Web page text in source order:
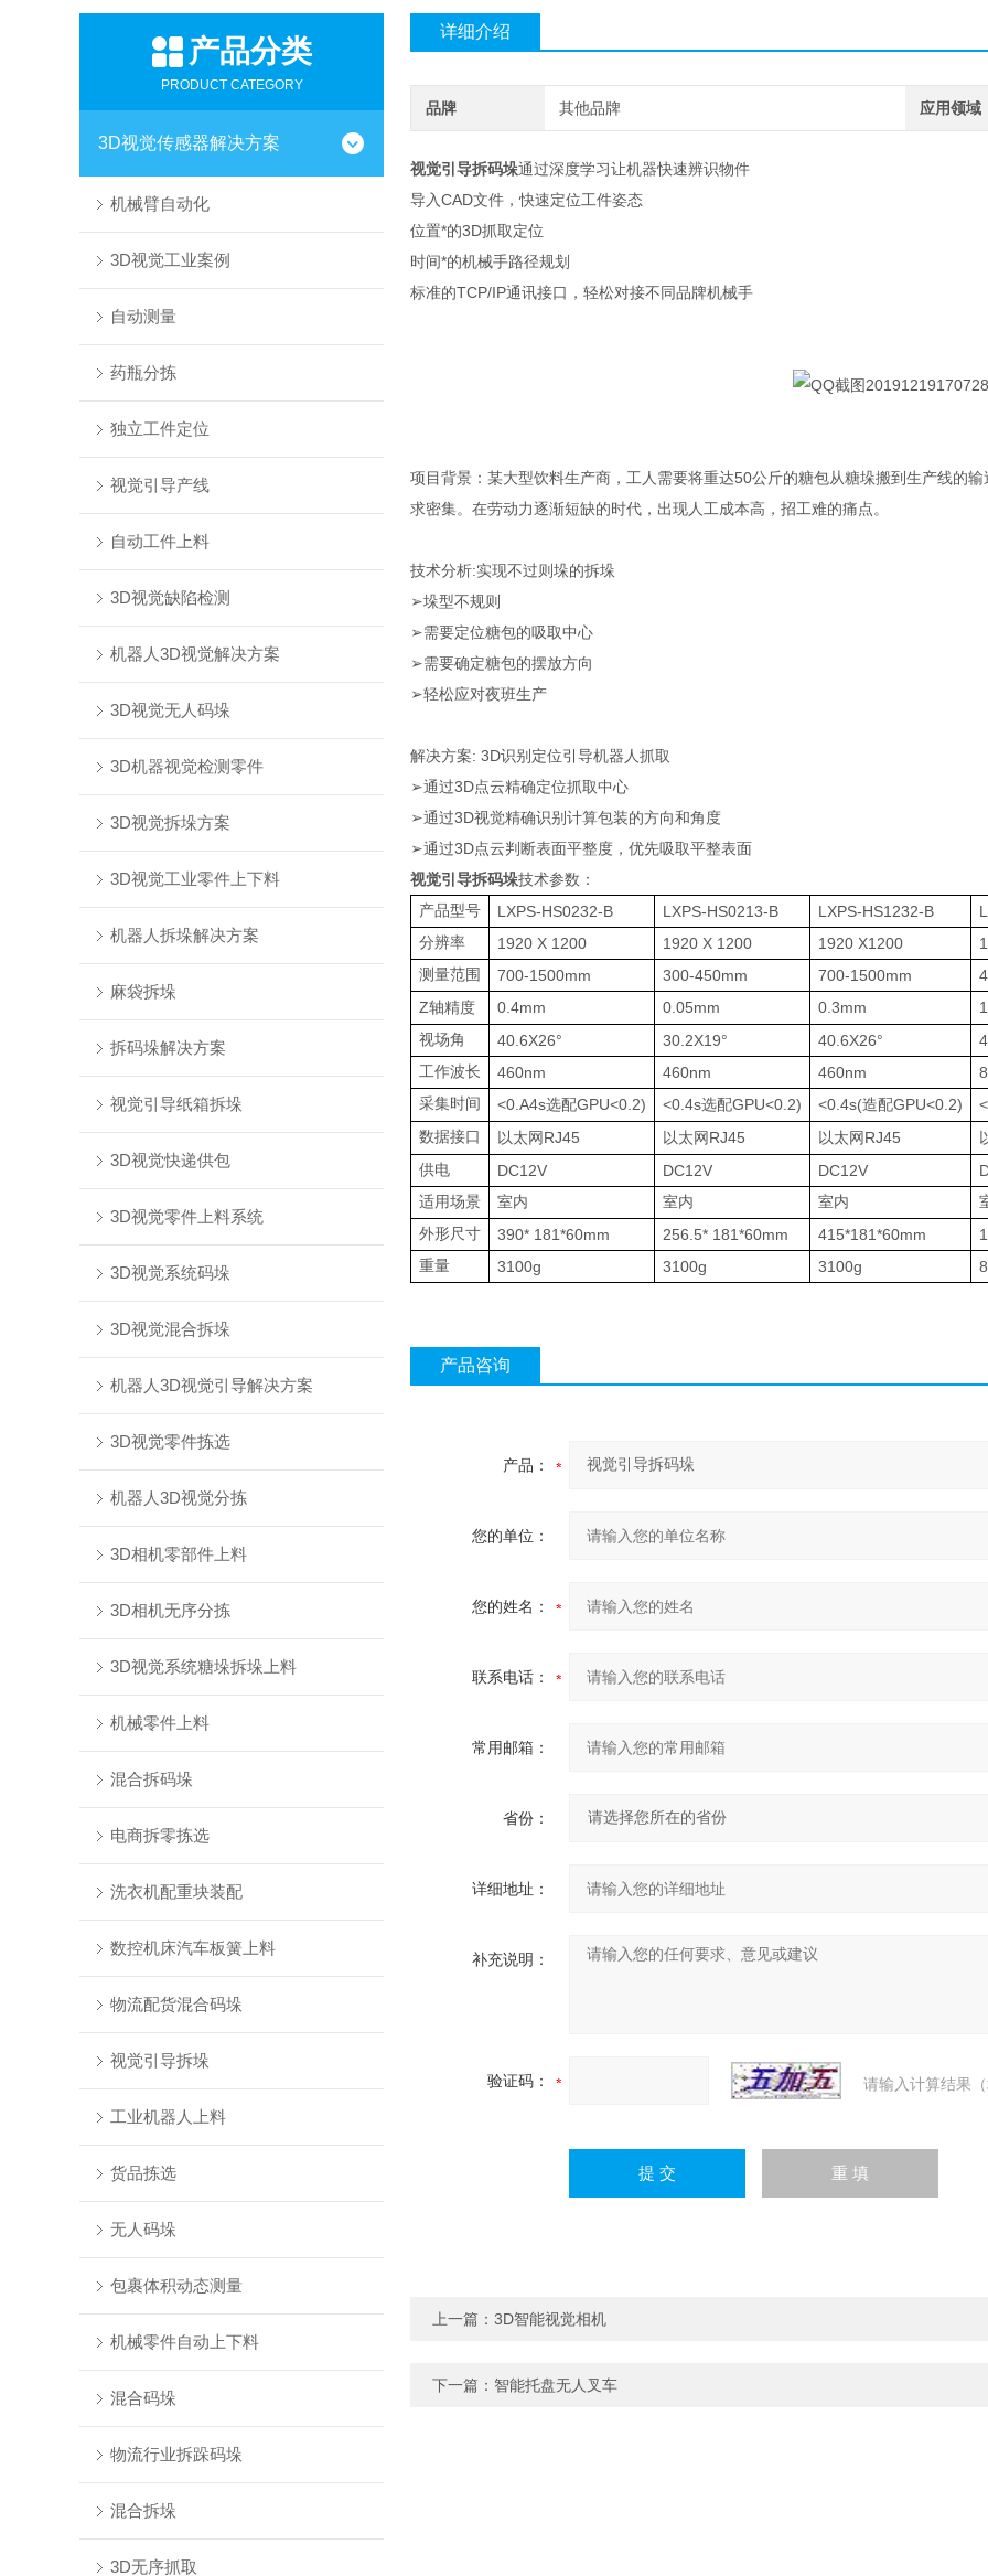
产品分类
PRODUCT CATEGORY
3D视觉传感器解决方案
机械臂自动化
3D视觉工业案例
自动测量
药瓶分拣
独立工件定位
视觉引导产线
自动工件上料
3D视觉缺陷检测
机器人3D视觉解决方案
3D视觉无人码垛
3D机器视觉检测零件
3D视觉拆垛方案
3D视觉工业零件上下料
机器人拆垛解决方案
麻袋拆垛
拆码垛解决方案
视觉引导纸箱拆垛
3D视觉快递供包
3D视觉零件上料系统
3D视觉系统码垛
3D视觉混合拆垛
机器人3D视觉引导解决方案
3D视觉零件拣选
机器人3D视觉分拣
3D相机零部件上料
3D相机无序分拣
3D视觉系统糖垛拆垛上料
机械零件上料
混合拆码垛
电商拆零拣选
洗衣机配重块装配
数控机床汽车板簧上料
物流配货混合码垛
视觉引导拆垛
工业机器人上料
货品拣选
无人码垛
包裹体积动态测量
机械零件自动上下料
混合码垛
物流行业拆跺码垛
混合拆垛
3D无序抓取
详细介绍
品牌 其他品牌 应用领域
视觉引导拆码垛通过深度学习让机器快速辨识物件
导入CAD文件，快速定位工件姿态
位置*的3D抓取定位
时间*的机械手路径规划
标准的TCP/IP通讯接口，轻松对接不同品牌机械手
项目背景：某大型饮料生产商，工人需要将重达50公斤的糖包从糖垛搬到生产线的
求密集。在劳动力逐渐短缺的时代，出现人工成本高，招工难的痛点。
技术分析:实现不过则垛的拆垛
➢垛型不规则
➢需要定位糖包的吸取中心
➢需要确定糖包的摆放方向
➢轻松应对夜班生产
解决方案: 3D识别定位引导机器人抓取
➢通过3D点云精确定位抓取中心
➢通过3D视觉精确识别计算包装的方向和角度
➢通过3D点云判断表面平整度，优先吸取平整表面
视觉引导拆码垛技术参数：
产品型号 LXPS-HS0232-B LXPS-HS0213-B LXPS-HS1232-B
分辨率 1920 X 1200 1920 X 1200 1920 X1200
测量范围 700-1500mm 300-450mm 700-1500mm
Z轴精度 0.4mm 0.05mm 0.3mm
视场角 40.6X26° 30.2X19° 40.6X26°
工作波长 460nm 460nm 460nm
采集时间 <0.A4s选配GPU<0.2) <0.4s选配GPU<0.2) <0.4s(造配GPU<0.2)
数据接口 以太网 RJ45 以太网 RJ45 以太网 RJ45
供电 DC12V DC12V DC12V
适用场景 室内 室内 室内
外形尺寸
390* 181*60mm 256.5* 181*60mm 415*181*60mm
重量 3100g 3100g 3100g
产品咨询
产品：
您的单位：
您的姓名：
联系电话：
常用邮箱：
省份：
详细地址：
补充说明：
验证码： 请输入计算结果
上一篇： 3D智能视觉相机
下一篇： 智能托盘无人叉车